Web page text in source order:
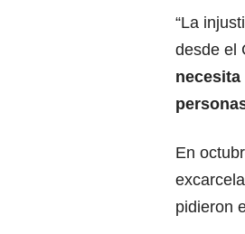
“La
desde el
En
pidieron